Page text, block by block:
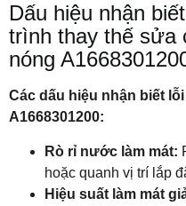
Dấu hiệu nhận
trình thay thế sửa
nóng
Các dấu hiệu nhận biết
A1668301200:
Rò rỉ nước làm mát:
hoặc quanh vị trí lắp
Hiệu suất làm mát